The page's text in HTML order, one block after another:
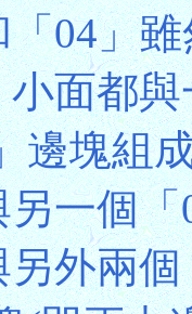
04」
面都
邊塊組
一個
外兩